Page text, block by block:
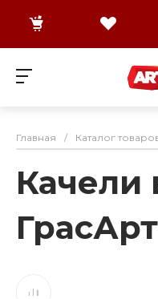
Главная / Каталог
Качели
ГрасАрт